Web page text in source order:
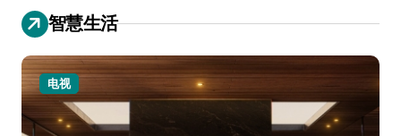
智慧生活
小家电